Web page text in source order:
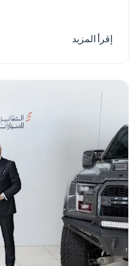
إقرأ المزيد